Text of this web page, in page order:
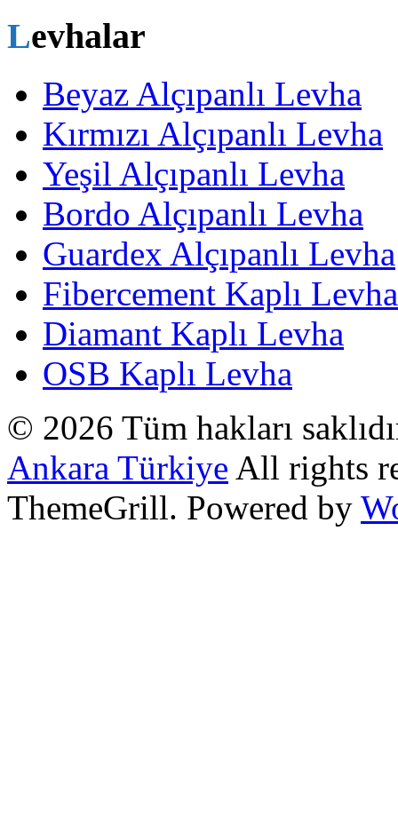
Levhalar
Beyaz Alçıpanlı Levha
Kırmızı Alçıpanlı Levha
Yeşil Alçıpanlı Levha
Bordo Alçıpanlı Levha
Guardex Alçıpanlı Levha
Fibercement Kaplı Levha
Diamant Kaplı Levha
OSB Kaplı Levha
© 2026 Tüm hakları
Ankara Türkiye All rights
ThemeGrill. Powered by